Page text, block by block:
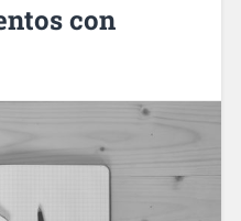
con